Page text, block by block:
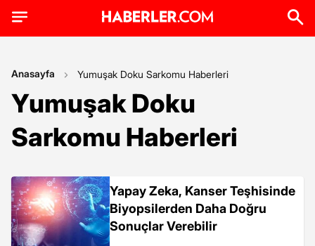
Anasayfa Yumuşak Doku Sarkomu Haberleri
Yumuşak Doku
Sarkomu Haberleri
Yapay Zeka, Kanser Teşhisinde
Biyopsilerden Daha Doğru
Sonuçlar Verebilir